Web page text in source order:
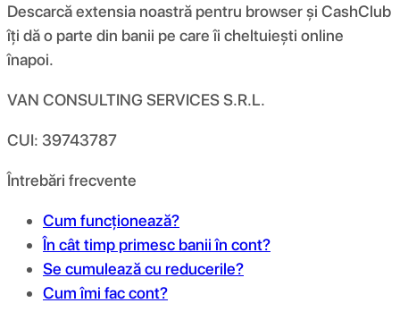
Descarcă extensia noastră pentru browser și CashClub
îți dă o parte din banii pe care îi cheltuiești online
înapoi.
VAN CONSULTING SERVICES S.R.L.
CUI: 39743787
Întrebări frecvente
Cum funcționează?
În cât timp primesc banii în cont?
Se cumulează cu reducerile?
Cum îmi fac cont?